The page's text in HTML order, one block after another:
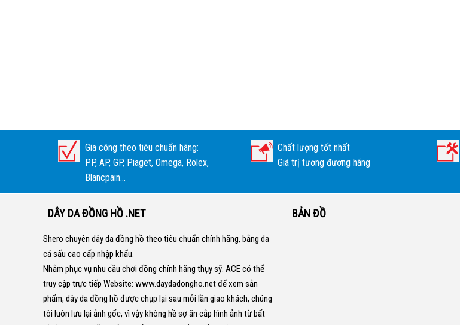
Gia công theo tiêu chuẩn hãng:
PP, AP, GP, Piaget, Omega, Rolex,
Blancpain...
Chất lượng tốt nhất
Giá trị tương đương hãng
DÂY DA ĐỒNG HỒ .NET
Shero chuyên dây da đồng hồ theo tiêu chuẩn chính hãng, bằng da
cá sấu cao cấp nhập khẩu.
Nhằm phục vụ nhu cầu chơi đồng chính hãng thụy sỹ. ACE có thể
truy cập trực tiếp Website: www.daydadongho.netđể xem sản
phẩm, dây da đồng hồ được chụp lại sau mỗi lần giao khách, chúng
tôi luôn lưu lại ảnh gốc, vì vậy không hề sợ ăn cắp hình ảnh từ bất
BẢN ĐỒ